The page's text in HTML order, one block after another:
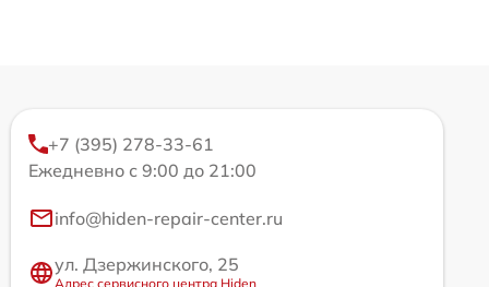
+7 (395) 278-33-61
Ежедневно с 9:00 до 21:00
info@hiden-repair-center.ru
ул. Дзержинского, 25
Адрес сервисного центра Hiden